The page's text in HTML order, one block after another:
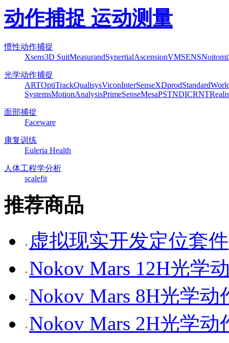
动作捕捉 运动测量
惯性动作捕捉
Xsens3D SuitMeasurandSynertialAscensionVMSENSNoitom
光学动作捕捉
ARTOptiTrackQualisysViconInterSenseXDprodStandard
SystemsMotionAnalysisPrimeSenseMesaPSTNDICRNTRealis
面部捕捉
Faceware
康复训练
Euleria Health
人体工程学分析
scalefit
推荐商品
虚拟现实开发定位套件
Nokov Mars 12H光学
Nokov Mars 8H光学动
Nokov Mars 2H光学动